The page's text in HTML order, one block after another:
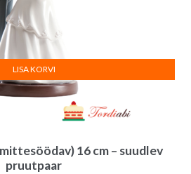
16 cm – suudlev
pruutpaar
LISA KORVI